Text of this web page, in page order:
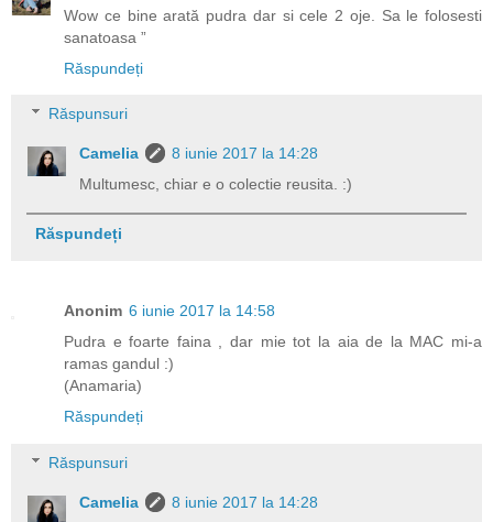
Wow ce bine arată pudra dar si cele 2 oje. Sa le folosesti
sanatoasa ”
Răspundeți
Răspunsuri
Camelia
8 iunie 2017 la 14:28
Multumesc, chiar e o colectie reusita. :)
Răspundeți
Anonim 6 iunie 2017 la 14:58
Pudra e foarte faina , dar mie tot la aia de la MAC mi-a
ramas gandul :)
(Anamaria)
Răspundeți
Răspunsuri
Camelia
8 iunie 2017 la 14:28